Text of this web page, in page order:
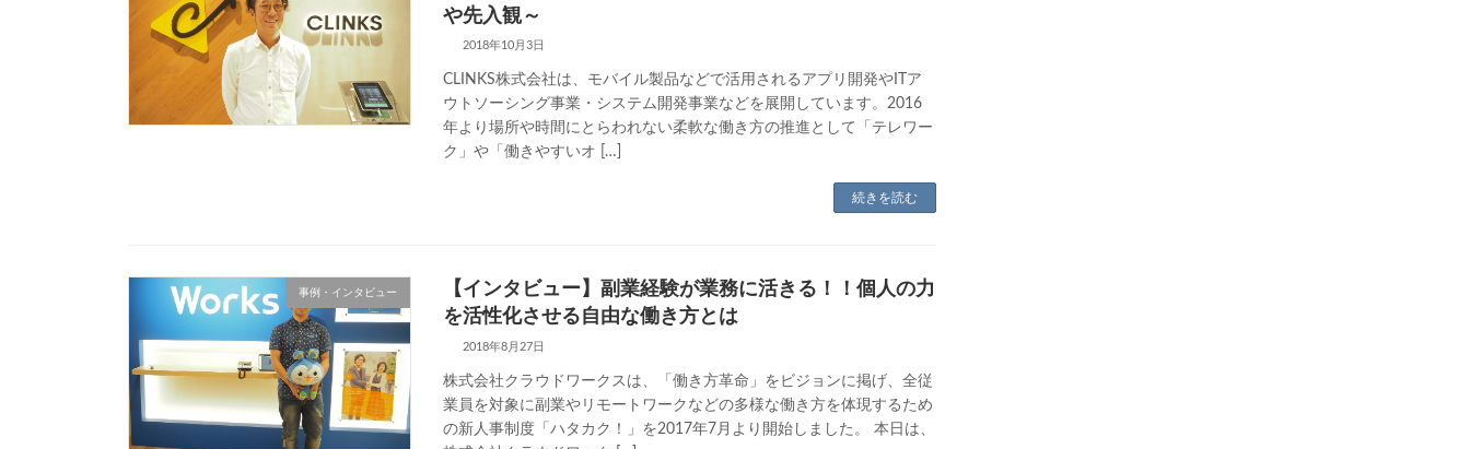
や先入観～
2018年10月3日
CLINKS株式会社は、モバイル製品などで活用されるアプリ開発やITア
ウトソーシング事業・システム開発事業などを展開しています。2016
年より場所や時間にとらわれない柔軟な働き方の推進として「テレワー
ク」や「働きやすいオ […]
続きを読む
事例・インタビュー
【インタビュー】副業経験が業務に活きる！！個人の力
を活性化させる自由な働き方とは
2018年8月27日
株式会社クラウドワークスは、「働き方革命」をビジョンに掲げ、全従
業員を対象に副業やリモートワークなどの多様な働き方を体現するため
の新人事制度「ハタカク！」を2017年7月より開始しました。 本日は、